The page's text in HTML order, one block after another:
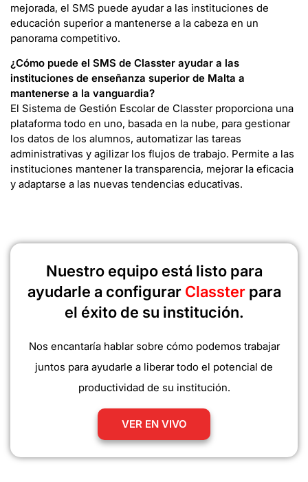
mejorada, el SMS puede ayudar a las instituciones de
educación superior a mantenerse a la cabeza en un
panorama competitivo.
¿Cómo puede el SMS de Classter ayudar a las
instituciones de enseñanza superior de Malta a
mantenerse a la vanguardia?
El Sistema de Gestión Escolar de Classter proporciona una
plataforma todo en uno, basada en la nube, para gestionar
los datos de los alumnos, automatizar las tareas
administrativas y agilizar los flujos de trabajo. Permite a las
instituciones mantener la transparencia, mejorar la eficacia
y adaptarse a las nuevas tendencias educativas.
Nuestro equipo está listo para
ayudarle a configurar Classter para
el éxito de su institución.
Nos encantaría hablar sobre cómo podemos trabajar
juntos para ayudarle a liberar todo el potencial de
productividad de su institución.
VER EN VIVO